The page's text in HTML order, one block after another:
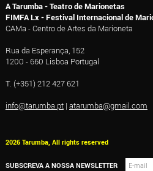
A Tarumba - Teatro de Marionetas
FIMFA Lx - Festival Internacional de
CAMa - Centro de Artes da Marioneta
Rua da Esperança, 152
1200 - 660 Lisboa Portugal
T. (+351) 212 427 621
info@tarumba.pt| atarumba@gmail.com
2026 Tarumba, All rights reserved
SUBSCREVA A NOSSA NEWSLETTER